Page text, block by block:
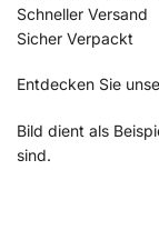
Schneller Versand
Sicher Verpackt
Entdecken Sie
Bild dient als
sind.